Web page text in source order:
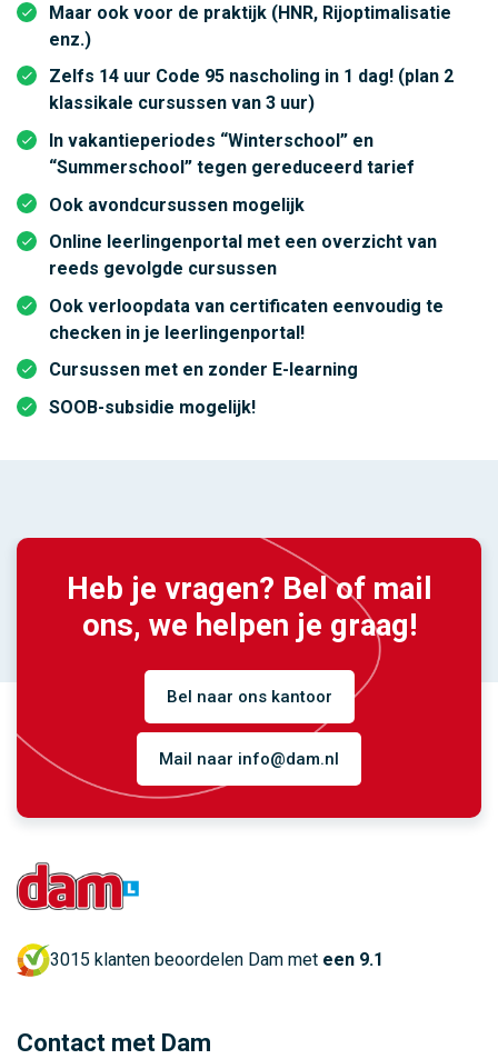
Maar ook voor de praktijk (HNR, Rijoptimalisatie
enz.)
Zelfs 14 uur Code 95 nascholing in 1 dag! (plan 2
klassikale cursussen van 3 uur)
In vakantieperiodes “Winterschool” en
“Summerschool” tegen gereduceerd tarief
Ook avondcursussen mogelijk
Online leerlingenportal met een overzicht van
reeds gevolgde cursussen
Ook verloopdata van certificaten eenvoudig te
checken in je leerlingenportal!
Cursussen met en zonder E-learning
SOOB-subsidie mogelijk!
Heb je vragen? Bel of mail
ons, we helpen je graag!
Bel naar ons kantoor
Mail naar info@dam.nl
3015 klanten beoordelen Dam met een 9.1
Contact met Dam